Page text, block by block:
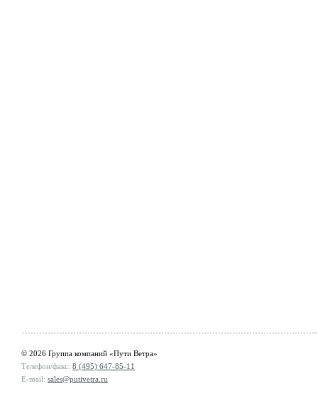
© 2026 Группа компаний «Пути Ветра»
Телефон/факс: 8 (495) 647-85-11
E-mail: sales@putivetra.ru